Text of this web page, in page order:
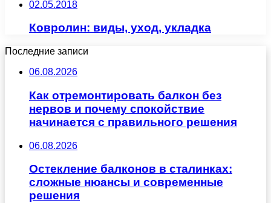
02.05.2018
Ковролин: виды, уход, укладка
Последние записи
06.08.2026
Как отремонтировать балкон без
нервов и почему спокойствие
начинается с правильного решения
06.08.2026
Остекление балконов в сталинках:
сложные нюансы и современные
решения